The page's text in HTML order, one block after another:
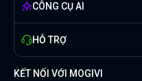
CÔNG CỤ AI
HỖ TRỢ
KẾT NỐI VỚI MOGIVI